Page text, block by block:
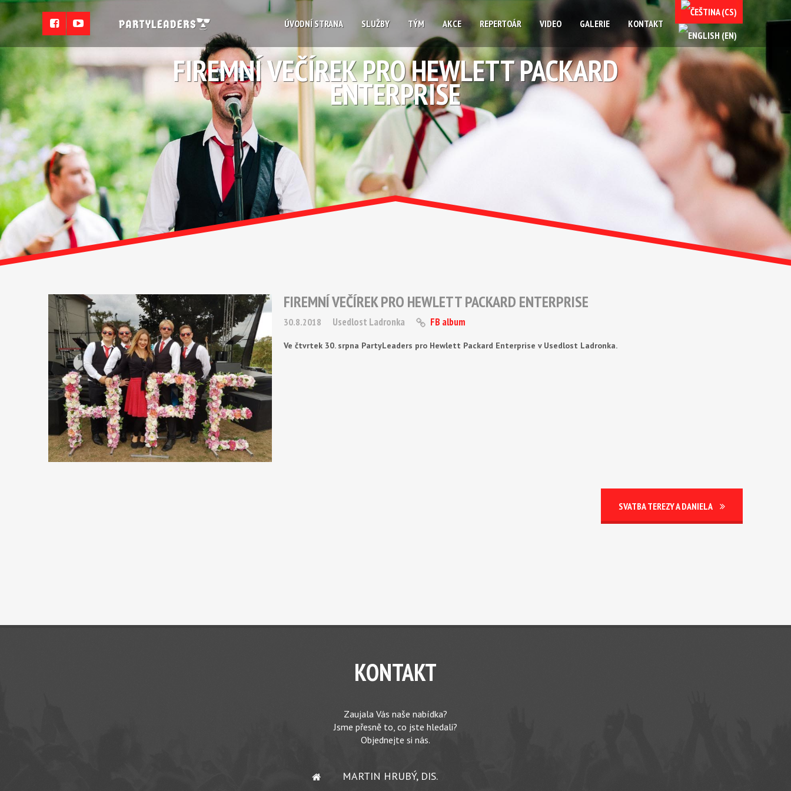
ÚVODNÍ STRANA SLUŽBY TÝM AKCE REPERTOÁR VIDEO GALERIE KONTAKT
FIREMNÍ VEČÍREK PRO HEWLETT PACKARD
ENTERPRISE
FIREMNÍ VEČÍREK PRO HEWLETT PACKARD ENTERPRISE
30.8.2018 Usedlost Ladronka FB album
Ve čtvrtek 30. srpna PartyLeaders pro Hewlett Packard Enterprise v Usedlost Ladronka.
SVATBA TEREZY A DANIELA
KONTAKT
Zaujala Vás naše nabídka?
Jsme přesně to, co jste hledali?
Objednejte si nás.
MARTIN HRUBÝ, DIS.